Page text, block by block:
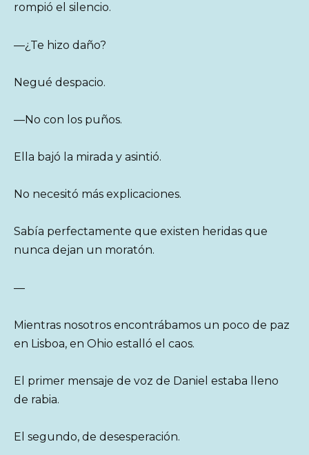
rompió el silencio.
—¿Te hizo daño?
Negué despacio.
—No con los puños.
Ella bajó la mirada y asintió.
No necesitó más explicaciones.
Sabía perfectamente que existen heridas que
nunca dejan un moratón.
—
Mientras nosotros encontrábamos un poco de paz
en Lisboa, en Ohio estalló el caos.
El primer mensaje de voz de Daniel estaba lleno
de rabia.
El segundo, de desesperación.